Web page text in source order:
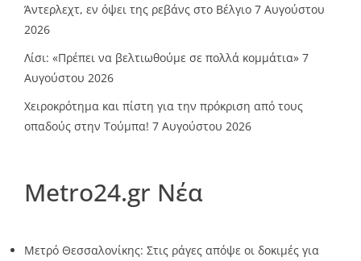
Άντερλεχτ, εν όψει της ρεβάνς στο Βέλγιο 7 Αυγούστου
2026
Λίσι: «Πρέπει να βελτιωθούμε σε πολλά κομμάτια» 7
Αυγούστου 2026
Χειροκρότημα και πίστη για την πρόκριση από τους
οπαδούς στην Τούμπα! 7 Αυγούστου 2026
Metro24.gr Νέα
Μετρό Θεσσαλονίκης: Στις ράγες απόψε οι δοκιμές για